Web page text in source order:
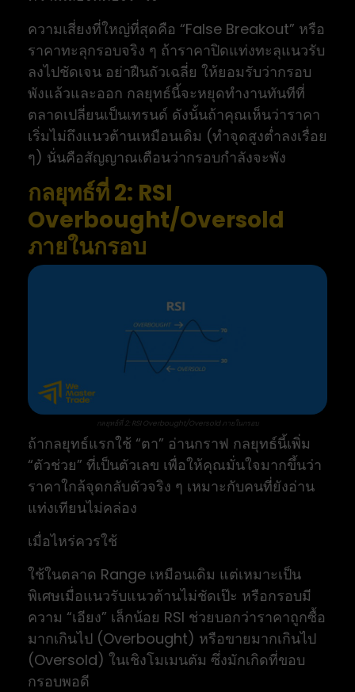
ความเสี่ยงที่ใหญ่ที่สุดคือ “False Breakout” หรือ
ราคาทะลุกรอบจริง ๆ ถ้าราคาปิดแท่งทะลุแนวรับ
ลงไปชัดเจน อย่าฝืนถัวเฉลี่ย ให้ยอมรับว่ากรอบ
พังแล้วและออก กลยุทธ์นี้จะหยุดทำงานทันทีที่
ตลาดเปลี่ยนเป็นเทรนด์ ดังนั้นถ้าคุณเห็นว่าราคา
เริ่มไม่ถึงแนวต้านเหมือนเดิม (ทำจุดสูงต่ำลงเรื่อย
ๆ) นั่นคือสัญญาณเตือนว่ากรอบกำลังจะพัง
กลยุทธ์ที่ 2: RSI
Overbought/Oversold
ภายในกรอบ
กลยุทธ์ที่ 2: RSI Overbought/Oversold ภายในกรอบ
ถ้ากลยุทธ์แรกใช้ “ตา” อ่านกราฟ กลยุทธ์นี้เพิ่ม
“ตัวช่วย” ที่เป็นตัวเลข เพื่อให้คุณมั่นใจมากขึ้นว่า
ราคาใกล้จุดกลับตัวจริง ๆ เหมาะกับคนที่ยังอ่าน
แท่งเทียนไม่คล่อง
เมื่อไหร่ควรใช้
ใช้ในตลาด Range เหมือนเดิม แต่เหมาะเป็น
พิเศษเมื่อแนวรับแนวต้านไม่ชัดเป๊ะ หรือกรอบมี
ความ “เอียง” เล็กน้อย RSI ช่วยบอกว่าราคาถูกซื้อ
มากเกินไป (Overbought) หรือขายมากเกินไป
(Oversold) ในเชิงโมเมนตัม ซึ่งมักเกิดที่ขอบ
กรอบพอดี